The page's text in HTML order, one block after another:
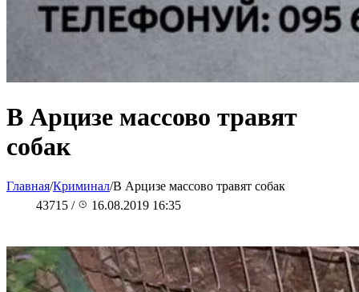
В Арцизе массово травят
собак
Главная/Криминал/В Арцизе массово травят собак
43715 / 16.08.2019 16:35